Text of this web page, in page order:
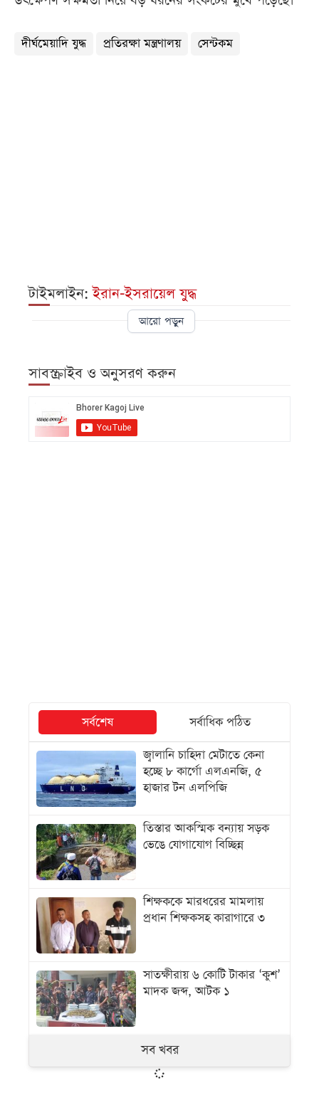
দীর্ঘমেয়াদি যুদ্ধ প্রতিরক্ষা মন্ত্রণালয় সেন্টকম
টাইমলাইন:ইরান-ইসরায়েল যুদ্ধ
আরো পড়ুন
সাবস্ক্রাইব ও অনুসরণ করুন
সর্বশেষ
সর্বাধিক পঠিত
জ্বালানি চাহিদা মেটাতে কেনা
হচ্ছে ৮ কার্গো এলএনজি, ৫
হাজার টন এলপিজি
তিস্তার আকস্মিক বন্যায় সড়ক
ভেঙে যোগাযোগ বিচ্ছিন্ন
শিক্ষককে মারধরের মামলায়
প্রধান শিক্ষকসহ কারাগারে ৩
সাতক্ষীরায় ৬ কোটি টাকার ‘কুশ’
মাদক জব্দ, আটক ১
সব খবর